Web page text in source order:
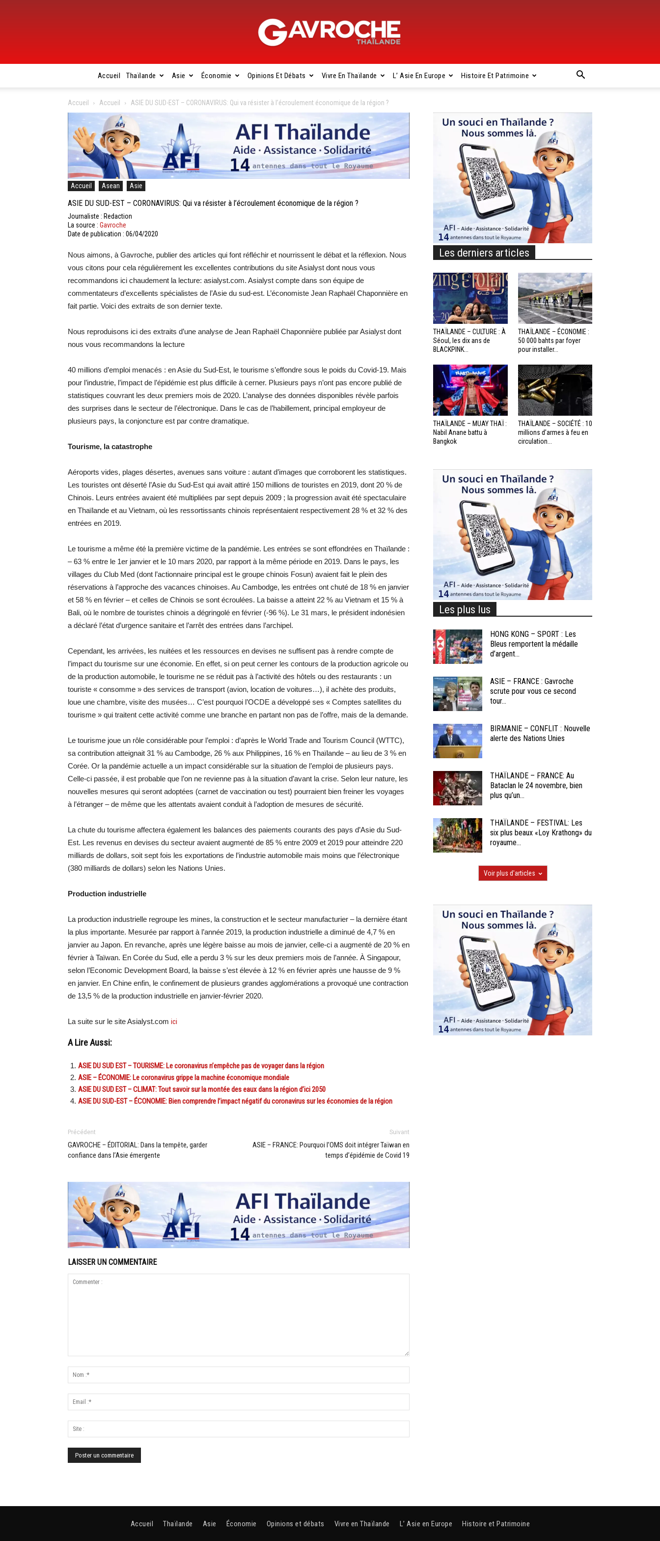
Gavroche
Thaïlande
Accueil Thaïlande Asie Économie Opinions Et Débats Vivre En Thaïlande L’ Asie En Europe Histoire Et Patrimoine
Accueil Accueil ASIE DU SUD-EST – CORONAVIRUS: Qui va résister à l’écroulement économique de la région ?
Accueil Asean Asie
ASIE DU SUD-EST – CORONAVIRUS: Qui va résister à l’écroulement économique de la région ?
Journaliste : Redaction
La source : Gavroche
Date de publication : 06/04/2020
Nous aimons, à Gavroche, publier des articles qui font réfléchir et nourrissent le débat et la réflexion. Nous
vous citons pour cela régulièrement les excellentes contributions du site Asialyst dont nous vous
recommandons ici chaudement la lecture: asialyst.com. Asialyst compte dans son équipe de
commentateurs d’excellents spécialistes de l’Asie du sud-est. L’économiste Jean Raphaël Chaponnière en
fait partie. Voici des extraits de son dernier texte.
Nous reproduisons ici des extraits d’une analyse de Jean Raphaël Chaponnière publiée par Asialyst dont
nous vous recommandons la lecture
40 millions d’emploi menacés : en Asie du Sud-Est, le tourisme s’effondre sous le poids du Covid-19. Mais
pour l’industrie, l’impact de l’épidémie est plus difficile à cerner. Plusieurs pays n’ont pas encore publié de
statistiques couvrant les deux premiers mois de 2020. L’analyse des données disponibles révèle parfois
des surprises dans le secteur de l’électronique. Dans le cas de l’habillement, principal employeur de
plusieurs pays, la conjoncture est par contre dramatique.
Tourisme, la catastrophe
Aéroports vides, plages désertes, avenues sans voiture : autant d’images que corroborent les statistiques.
Les touristes ont déserté l’Asie du Sud-Est qui avait attiré 150 millions de touristes en 2019, dont 20 % de
Chinois. Leurs entrées avaient été multipliées par sept depuis 2009 ; la progression avait été spectaculaire
en Thaïlande et au Vietnam, où les ressortissants chinois représentaient respectivement 28 % et 32 % des
entrées en 2019.
Le tourisme a même été la première victime de la pandémie. Les entrées se sont effondrées en Thaïlande :
– 63 % entre le 1er janvier et le 10 mars 2020, par rapport à la même période en 2019. Dans le pays, les
villages du Club Med (dont l’actionnaire principal est le groupe chinois Fosun) avaient fait le plein des
réservations à l’approche des vacances chinoises. Au Cambodge, les entrées ont chuté de 18 % en janvier
et 58 % en février – et celles de Chinois se sont écroulées. La baisse a atteint 22 % au Vietnam et 15 % à
Bali, où le nombre de touristes chinois a dégringolé en février (-96 %). Le 31 mars, le président indonésien
a déclaré l’état d’urgence sanitaire et l’arrêt des entrées dans l’archipel.
Cependant, les arrivées, les nuitées et les ressources en devises ne suffisent pas à rendre compte de
l’impact du tourisme sur une économie. En effet, si on peut cerner les contours de la production agricole ou
de la production automobile, le tourisme ne se réduit pas à l’activité des hôtels ou des restaurants : un
touriste « consomme » des services de transport (avion, location de voitures…), il achète des produits,
loue une chambre, visite des musées… C’est pourquoi l’OCDE a développé ses « Comptes satellites du
tourisme » qui traitent cette activité comme une branche en partant non pas de l’offre, mais de la demande.
Le tourisme joue un rôle considérable pour l’emploi : d’après le World Trade and Tourism Council (WTTC),
sa contribution atteignait 31 % au Cambodge, 26 % aux Philippines, 16 % en Thaïlande – au lieu de 3 % en
Corée. Or la pandémie actuelle a un impact considérable sur la situation de l’emploi de plusieurs pays.
Celle-ci passée, il est probable que l’on ne revienne pas à la situation d’avant la crise. Selon leur nature, les
nouvelles mesures qui seront adoptées (carnet de vaccination ou test) pourraient bien freiner les voyages
à l’étranger – de même que les attentats avaient conduit à l’adoption de mesures de sécurité.
La chute du tourisme affectera également les balances des paiements courants des pays d’Asie du Sud-
Est. Les revenus en devises du secteur avaient augmenté de 85 % entre 2009 et 2019 pour atteindre 220
milliards de dollars, soit sept fois les exportations de l’industrie automobile mais moins que l’électronique
(380 milliards de dollars) selon les Nations Unies.
Production industrielle
La production industrielle regroupe les mines, la construction et le secteur manufacturier – la dernière étant
la plus importante. Mesurée par rapport à l’année 2019, la production industrielle a diminué de 4,7 % en
janvier au Japon. En revanche, après une légère baisse au mois de janvier, celle-ci a augmenté de 20 % en
février à Taïwan. En Corée du Sud, elle a perdu 3 % sur les deux premiers mois de l’année. À Singapour,
selon l’Economic Development Board, la baisse s’est élevée à 12 % en février après une hausse de 9 %
en janvier. En Chine enfin, le confinement de plusieurs grandes agglomérations a provoqué une contraction
de 13,5 % de la production industrielle en janvier-février 2020.
La suite sur le site Asialyst.com ici
A Lire Aussi:
ASIE DU SUD EST – TOURISME: Le coronavirus n’empêche pas de voyager dans la région
ASIE – ÉCONOMIE: Le coronavirus grippe la machine économique mondiale
ASIE DU SUD EST – CLIMAT: Tout savoir sur la montée des eaux dans la région d’ici 2050
ASIE DU SUD-EST – ÉCONOMIE: Bien comprendre l’impact négatif du coronavirus sur les économies de la région
Précédent
GAVROCHE – ÉDITORIAL: Dans la tempête, garder
confiance dans l’Asie émergente
Suivant
ASIE – FRANCE: Pourquoi l’OMS doit intégrer Taïwan en
temps d’épidémie de Covid 19
LAISSER UN COMMENTAIRE
Les derniers articles
THAÏLANDE – CULTURE : À
Séoul, les dix ans de
BLACKPINK...
THAÏLANDE – ÉCONOMIE :
50 000 bahts par foyer
pour installer...
THAÏLANDE – MUAY THAÏ :
Nabil Anane battu à
Bangkok
THAÏLANDE – SOCIÉTÉ : 10
millions d’armes à feu en
circulation...
Les plus lus
HONG KONG – SPORT : Les
Bleus remportent la médaille
d’argent...
ASIE – FRANCE : Gavroche
scrute pour vous ce second
tour...
BIRMANIE – CONFLIT : Nouvelle
alerte des Nations Unies
THAÏLANDE – FRANCE: Au
Bataclan le 24 novembre, bien
plus qu’un...
THAÏLANDE – FESTIVAL: Les
six plus beaux «Loy Krathong» du
royaume...
Voir plus d'articles
Accueil Thaïlande Asie Économie Opinions et débats Vivre en Thaïlande L’ Asie en Europe Histoire et Patrimoine